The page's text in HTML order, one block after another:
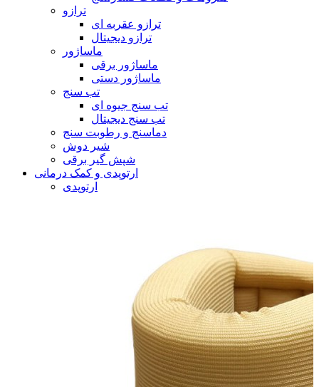
ترازو
ترازو عقربه ای
ترازو دیجیتال
ماساژور
ماساژور برقی
ماساژور دستی
تب سنج
تب سنج جیوه ای
تب سنج دیجیتال
دماسنج و رطوبت سنج
شیر دوش
شپش گیر برقی
ارتوپدی و کمک درمانی
ارتوپدی